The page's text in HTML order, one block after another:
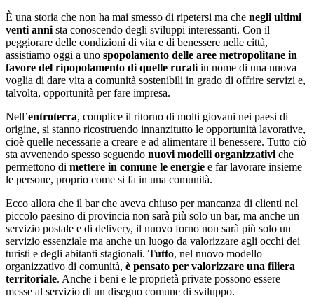
È una storia che non ha mai smesso di ripetersi ma che negli ultimi
venti anni sta conoscendo degli sviluppi interessanti. Con il
peggiorare delle condizioni di vita e di benessere nelle città,
assistiamo oggi a uno spopolamento delle aree metropolitane in
favore del ripopolamento di quelle rurali in nome di una nuova
voglia di dare vita a comunità sostenibili in grado di offrire servizi e,
talvolta, opportunità per fare impresa.
Nell’entroterra, complice il ritorno di molti giovani nei paesi di
origine, si stanno ricostruendo innanzitutto le opportunità lavorative,
cioè quelle necessarie a creare e ad alimentare il benessere. Tutto ciò
sta avvenendo spesso seguendo nuovi modelli organizzativi che
permettono di mettere in comune le energie e far lavorare insieme
le persone, proprio come si fa in una comunità.
Ecco allora che il bar che aveva chiuso per mancanza di clienti nel
piccolo paesino di provincia non sarà più solo un bar, ma anche un
servizio postale e di delivery, il nuovo forno non sarà più solo un
servizio essenziale ma anche un luogo da valorizzare agli occhi dei
turisti e degli abitanti stagionali. Tutto, nel nuovo modello
organizzativo di comunità, è pensato per valorizzare una filiera
territoriale. Anche i beni e le proprietà private possono essere
messe al servizio di un disegno comune di sviluppo.